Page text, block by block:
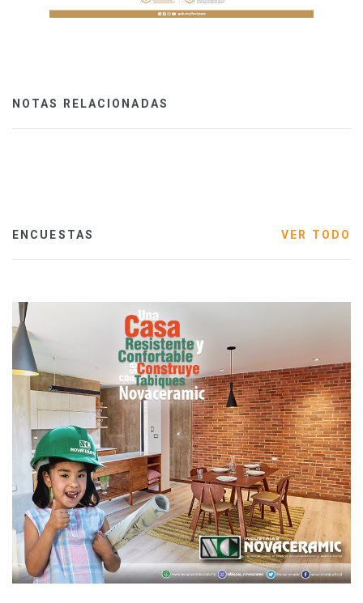
NOTAS RELACIONADAS
ENCUESTAS VER TODO